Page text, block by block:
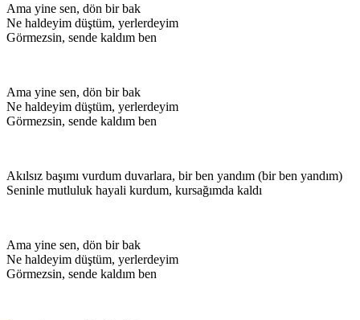
Ama yine sen, dön bir bak
Ne haldeyim düştüm, yerlerdeyim
Görmezsin, sende kaldım ben
Ama yine sen, dön bir bak
Ne haldeyim düştüm, yerlerdeyim
Görmezsin, sende kaldım ben
Akılsız başımı vurdum duvarlara, bir ben yandım (bir ben yandım)
Seninle mutluluk hayali kurdum, kursağımda kaldı
Ama yine sen, dön bir bak
Ne haldeyim düştüm, yerlerdeyim
Görmezsin, sende kaldım ben